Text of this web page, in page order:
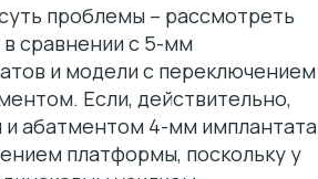
проблемы – рассмотреть
сравнении с 5-мм
и модели с переключением
Если, действительно,
и абатментом 4-мм имплантата
платформы, поскольку у